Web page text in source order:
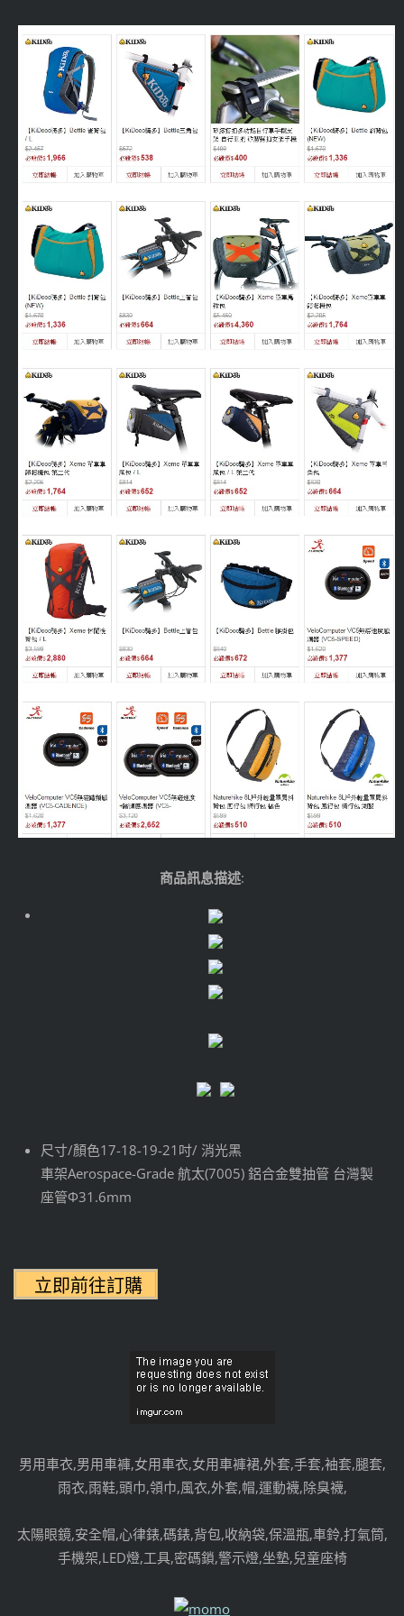
商品訊息描述:
尺寸/顏色17-18-19-21吋/ 消光黑
車架Aerospace-Grade 航太(7005) 鋁合金雙抽管 台灣製
座管Φ31.6mm
男用車衣,男用車褲,女用車衣,女用車褲裙,外套,手套,袖套,腿套,
雨衣,雨鞋,頭巾,領巾,風衣,外套,帽,運動襪,除臭襪,
太陽眼鏡,安全帽,心律錶,碼錶,背包,收納袋,保溫瓶,車鈴,打氣筒,
手機架,LED燈,工具,密碼鎖,警示燈,坐墊,兒童座椅